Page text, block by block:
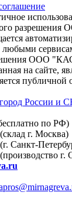
ООО
на сайте,
публичной
России и
по РФ)
(склад г. Москва)
(г. Санкт-
(производство г.